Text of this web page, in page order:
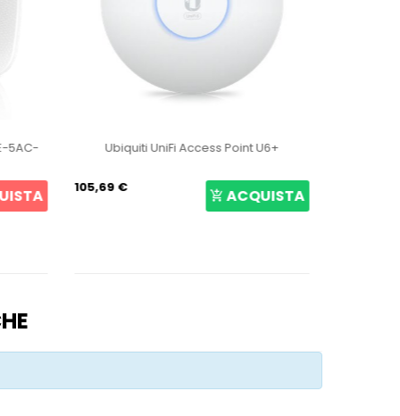
5AC- Ubiquiti UniFi Access Point U6+
105,69 € ACQUISTA